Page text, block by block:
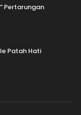
Pertarungan
Patah Hati